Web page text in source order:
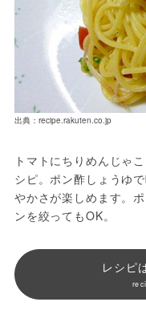
出典：recipe.rakuten.co.jp
トマトにちりめんじゃ
シピ。ポン酢しょうゆ
やかさが楽しめます。
ンを絞ってもOK。
レシピ